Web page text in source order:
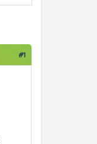
#1